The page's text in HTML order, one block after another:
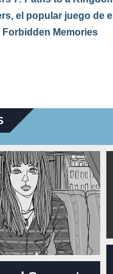
el popular juego de
Forbidden Memories